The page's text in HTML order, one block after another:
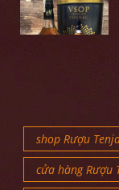
shop Rượu
cửa hàng Rượu